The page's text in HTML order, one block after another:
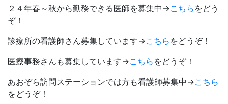
２４年春～秋から勤務できる医師を募集中→こちら をどう
ぞ！
診療所の看護師さん募集しています→こちら をどうぞ！
医療事務さんも募集しています→こちら をどうぞ！
あおぞら訪問ステーションでは方も看護師募集中→こちら
をどうぞ！